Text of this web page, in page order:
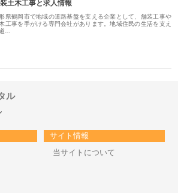
土木工事と求人情報
県鶴岡市で地域の道路基盤を支える企業として、舗装工事や
工事を手がける専門会社があります。地域住民の生活を支え
…
ル
サイト情報
当サイトについて